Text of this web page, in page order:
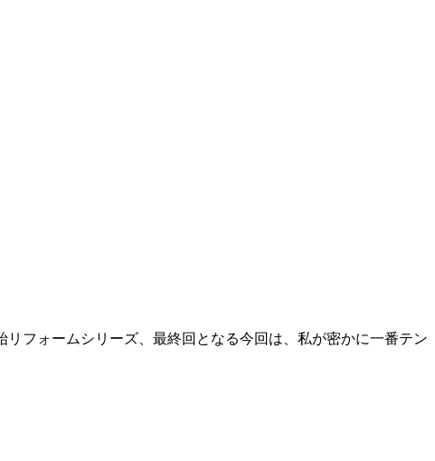
フォームシリーズ、最終回となる今回は、私が密かに一番テン